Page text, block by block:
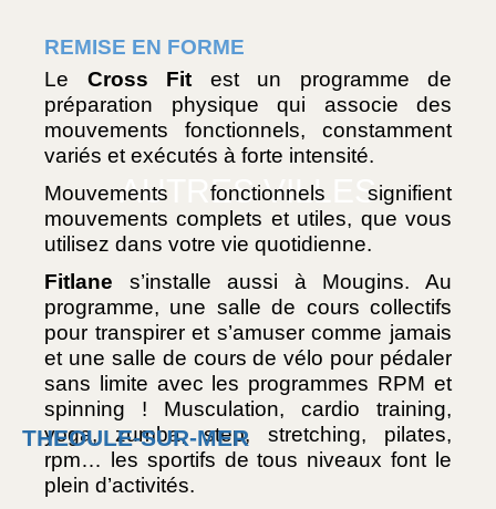
AUTRES VILLES
REMISE EN FORME
Le Cross Fit est un programme de
préparation physique qui associe des
mouvements fonctionnels, constamment
variés et exécutés à forte intensité.
Mouvements fonctionnels signifient
mouvements complets et utiles, que vous
utilisez dans votre vie quotidienne.
Fitlane s’installe aussi à Mougins. Au
programme, une salle de cours collectifs
pour transpirer et s’amuser comme jamais
et une salle de cours de vélo pour pédaler
sans limite avec les programmes RPM et
spinning ! Musculation, cardio training,
yoga, zumba, step, stretching, pilates,
rpm… les sportifs de tous niveaux font le
plein d’activités.
THEOULE-SUR-MER